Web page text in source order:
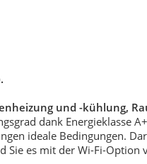
und -kühlung,
dank Energieklasse
ideale Bedingungen.
Sie es mit der Wi-Fi-Option